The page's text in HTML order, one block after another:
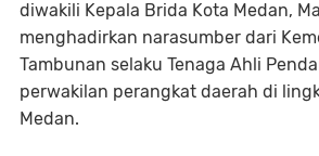
diwakili Kepala Brida Kota Medan,
menghadirkan narasumber dari
Tambunan selaku Tenaga Ahli
perwakilan perangkat daerah di
Medan.